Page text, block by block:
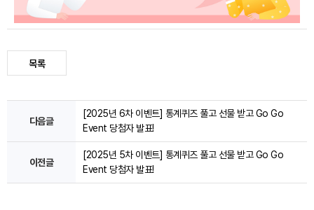
목록
이
기
다음글
[2025년 6차 이벤트] 통계퀴즈 풀고 선물 받고 Go Go
Event 당첨자 발표!
이전글
[2025년 5차 이벤트] 통계퀴즈 풀고 선물 받고 Go Go
Event 당첨자 발표!